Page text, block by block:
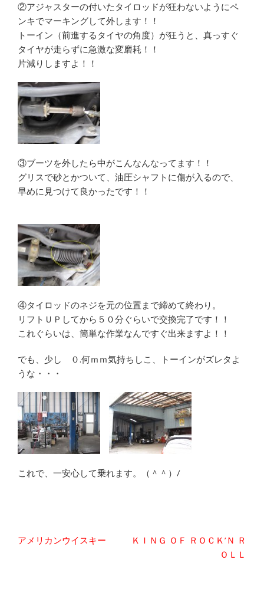
②アジャスターの付いたタイロッドが狂わないようにペ
ンキでマーキングして外します！！
トーイン（前進するタイヤの角度）が狂うと、真っすぐ
タイヤが走らずに急激な変磨耗！！
片減りしますよ！！
③ブーツを外したら中がこんなんなってます！！
グリスで砂とかついて、油圧シャフトに傷が入るので、
早めに見つけて良かったです！！
④タイロッドのネジを元の位置まで締めて終わり。
リフトＵＰしてから５０分ぐらいで交換完了です！！
これぐらいは、簡単な作業なんですぐ出来ますよ！！
でも、少し ０.何ｍｍ気持ちしこ、トーインがズレタよ
うな・・・
これで、一安心して乗れます。（＾＾）/
投アメリカンウイスキー
ＫＩＮＧ ＯＦ ＲＯＣＫ’Ｎ Ｒ
ＯＬＬ